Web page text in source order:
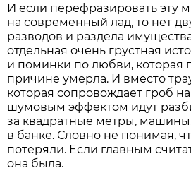
И если перефразировать эту
на современный лад, то нет
разводов и раздела
отдельная очень грустная
и поминки по любви, которая
причине умерла. И вместо
которая сопровождает гроб
шумовым эффектом идут
за квадратные метры, машины,
в банке. Словно не понимая,
потеряли. Если главным
она была.